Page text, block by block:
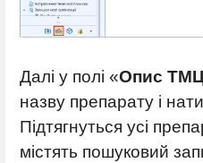
Далі у полі «Опис ТМЦ
назву препарату і
Підтягнуться усі
містять пошуковий